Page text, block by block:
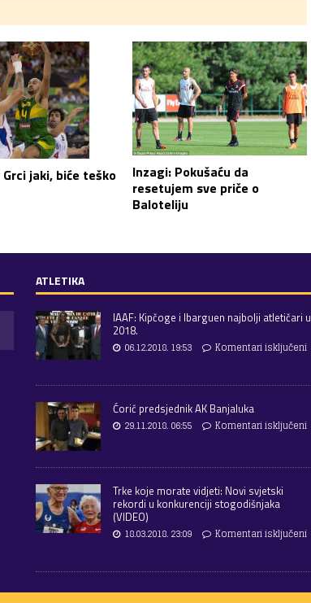
Grci jaki, biće teško
Inzagi: Pokušaću da
resetujem sve priče o
Baloteliju
ATLETIKA
IAAF: Kipčoge i Ibarguen najbolji atletičari u
2018.
06.12.2018. 19:53
Komentari isključeni
Ćorić predsjednik AK Banjaluka
29.11.2018. 06:55
Komentari isključeni
Trke koje morate vidjeti: Novi svjetski
rekordi u konkurenciji stogodišnjaka
(VIDEO)
18.03.2018. 23:09
Komentari isključeni